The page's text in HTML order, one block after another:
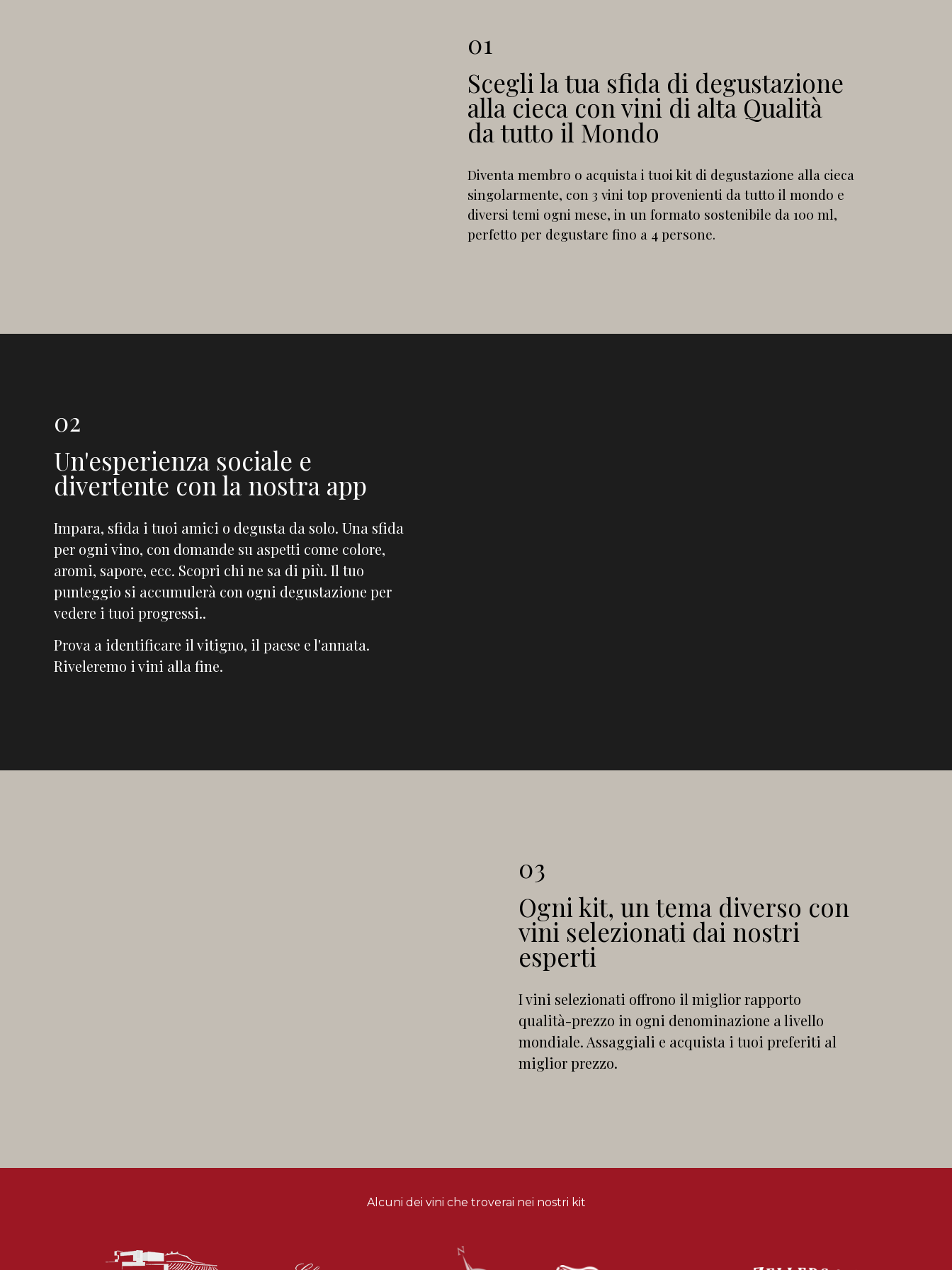
01
Scegli la tua sfida di degustazione
alla cieca con vini di alta Qualità
da tutto il Mondo
Diventa membro o acquista i tuoi kit di degustazione alla cieca
singolarmente, con 3 vini top provenienti da tutto il mondo e
diversi temi ogni mese, in un formato sostenibile da 100 ml,
perfetto per degustare fino a 4 persone.
02
Un'esperienza sociale e
divertente con la nostra app
Impara, sfida i tuoi amici o degusta da solo. Una sfida
per ogni vino, con domande su aspetti come colore,
aromi, sapore, ecc. Scopri chi ne sa di più. Il tuo
punteggio si accumulerà con ogni degustazione per
vedere i tuoi progressi..
Prova a identificare il vitigno, il paese e l'annata.
Riveleremo i vini alla fine.
03
Ogni kit, un tema diverso con
vini selezionati dai nostri
esperti
I vini selezionati offrono il miglior rapporto
qualità-prezzo in ogni denominazione a livello
mondiale. Assaggiali e acquista i tuoi preferiti al
miglior prezzo.
Alcuni dei vini che troverai nei nostri kit